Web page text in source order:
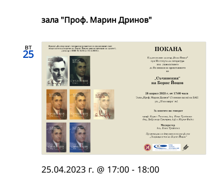
зала "Проф. Марин Дринов"
вт
25
25.04.2023 г. @ 17:00 - 18:00